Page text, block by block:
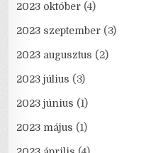
2023 október (4)
2023 szeptember (3)
2023 augusztus (2)
2023 július (3)
2023 június (1)
2023 május (1)